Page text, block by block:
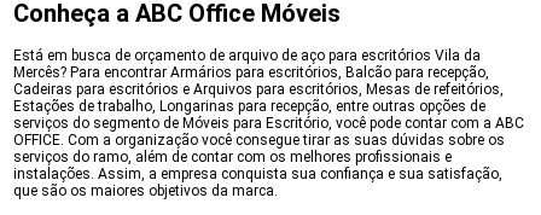
Conheça a ABC Office Móveis
Está em busca de orçamento de arquivo de aço para escritórios Vila da
Mercês? Para encontrar Armários para escritórios, Balcão para recepção,
Cadeiras para escritórios e Arquivos para escritórios, Mesas de refeitórios,
Estações de trabalho, Longarinas para recepção, entre outras opções de
serviços do segmento de Móveis para Escritório, você pode contar com a ABC
OFFICE. Com a organização você consegue tirar as suas dúvidas sobre os
serviços do ramo, além de contar com os melhores profissionais e
instalações. Assim, a empresa conquista sua confiança e sua satisfação,
que são os maiores objetivos da marca.